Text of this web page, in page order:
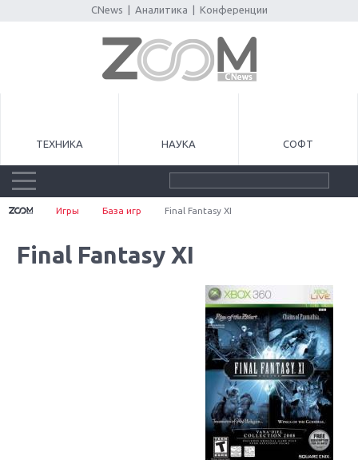
CNews Аналитика Конференции
ТЕХНИКА НАУКА СОФТ
Игры База игр Final Fantasy XI
Final Fantasy XI